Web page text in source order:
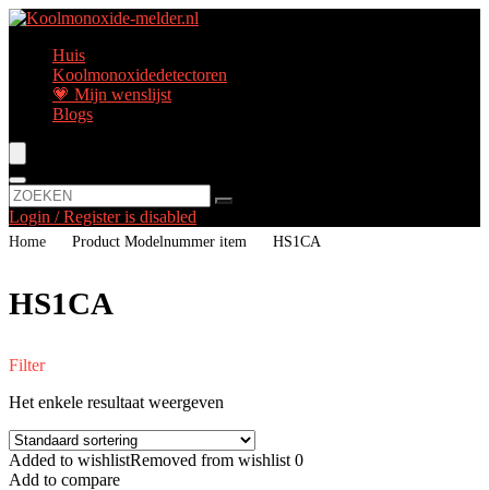
Huis
Koolmonoxidedetectoren
💗 Mijn wenslijst
Blogs
Login / Register is disabled
Home Product Modelnummer item ‎HS1CA
‎HS1CA
Filter
Het enkele resultaat weergeven
Added to wishlistRemoved from wishlist 0
Add to compare